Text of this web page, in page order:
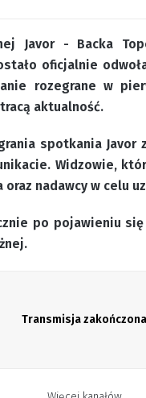
Javor - Backa
oficjalnie
rozegrane w
aktualność.
spotkania
Widzowie,
nadawcy w celu
po pojawieniu
Transmisja zakończona